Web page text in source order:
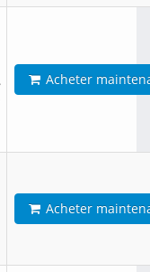
Acheter
Acheter